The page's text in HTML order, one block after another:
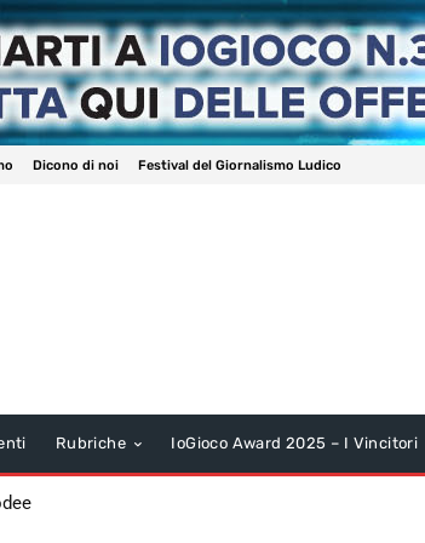
Dicono di noi Festival del Giornalismo Ludico
Rubriche IoGioco Award 2025 – I Vincitori